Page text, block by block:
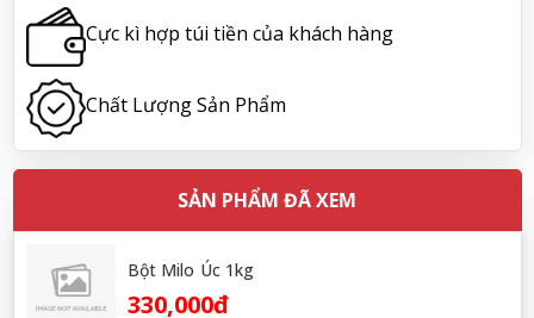
não Noguchi Ekisu 200 Viên
09/08/2026
Hoàng Nhật Nam đã mua sản phẩm Sữa tắm Pigeon Baby
Soap dạng túi 400ml Nhật Bản
09/08/2026
Nguyễn Nhật Quang đã mua sản phẩm Sữa tắm Pigeon Baby
Soap dạng túi 400ml Nhật Bản
09/08/2026
Cực kì hợp túi tiền của khách hàng
Chất Lượng Sản Phẩm
SẢN PHẨM ĐÃ XEM
Bột Milo Úc 1kg
330,000đ